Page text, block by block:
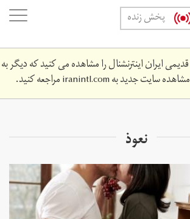
پخش زنده
ایران اینترنشنال را مشاهده می کنید که دیگر به
سایت جدید بهiranintl.comمراجعه کنید.
نعوذ